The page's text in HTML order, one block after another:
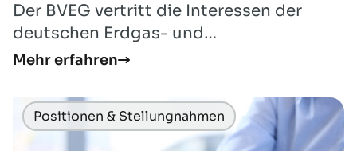
Hochwasserschutz
Der BVEG vertritt die Interessen der
deutschen Erdgas- und
Erdölproduzenten, der Betreiber von
Mehr erfahren
Positionen & Stellungnahmen